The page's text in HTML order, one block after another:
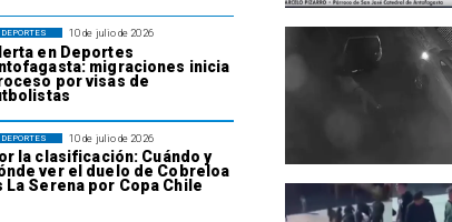
10 de julio de 2026
en Deportes
migraciones inicia
por visas de
DEPORTES
10 de julio de 2026
la clasificación: Cuándo y
ver el duelo de Cobreloa
La Serena por Copa Chile
DEPORTES